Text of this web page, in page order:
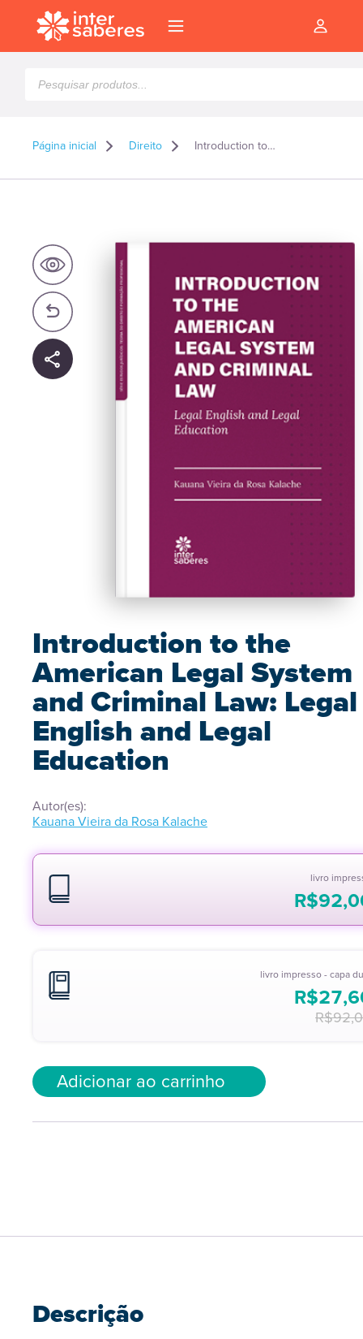
produtos
Página inicial Direito Introduction to the American Legal System and Criminal Law: Legal English and Legal Education
Introduction to the
American Legal System
and Criminal Law: Legal
English and Legal
Education
Autor(es):
Kauana Vieira da Rosa Kalache
livro
R$
livro impresso - capa
R$
R$
Adicionar ao carrinho
Descrição